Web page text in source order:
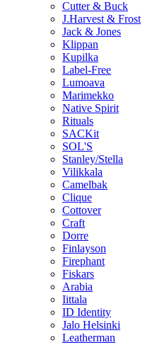
Cutter & Buck
J.Harvest & Frost
Jack & Jones
Klippan
Kupilka
Label-Free
Lumoava
Marimekko
Native Spirit
Rituals
SACKit
SOL'S
Stanley/Stella
Vilikkala
Camelbak
Clique
Cottover
Craft
Dorre
Finlayson
Firephant
Fiskars
Arabia
Iittala
ID Identity
Jalo Helsinki
Leatherman